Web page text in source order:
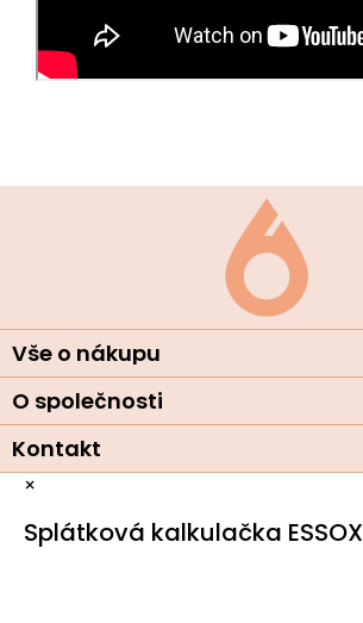
í
Vše o nákupu
O společnosti
Kontakt
×
Splátková kalkulačka ESSOX